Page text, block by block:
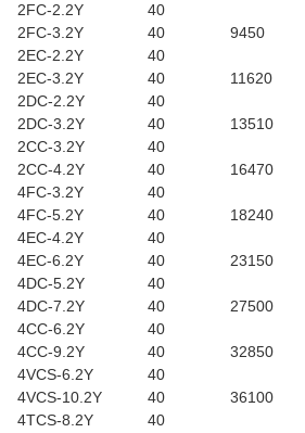
2FC-2.2Y
40
2FC-3.2Y
40 9450
2EC-2.2Y
40
2EC-3.2Y
40 11620
2DC-2.2Y
40
2DC-3.2Y
40 13510
2CC-3.2Y
40
2CC-4.2Y
40 16470
4FC-3.2Y
40
4FC-5.2Y
40 18240
4EC-4.2Y
40
4EC-6.2Y
40 23150
4DC-5.2Y
40
4DC-7.2Y
40 27500
4CC-6.2Y
40
4CC-9.2Y
40 32850
4VCS-6.2Y
40
4VCS-10.2Y
40 36100
4TCS-8.2Y
40